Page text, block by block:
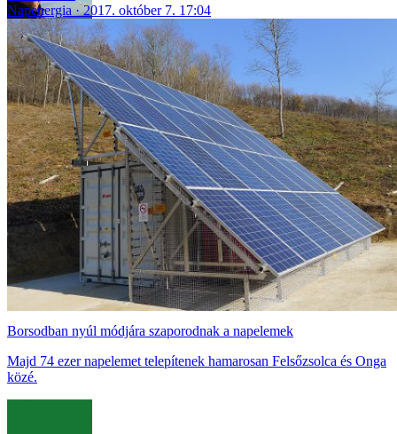
Napenergia
2017. október 7. 17:04
Borsodban nyúl módjára szaporodnak a napelemek
Majd 74 ezer napelemet telepítenek hamarosan Felsőzsolca és Onga
közé.